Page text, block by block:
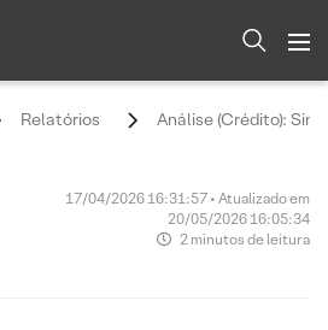
Relatórios Análise (Crédito):
17/04/2026 16:31:57 • Atualizado em
20/05/2026 16:05:34
2 minutos de leitura